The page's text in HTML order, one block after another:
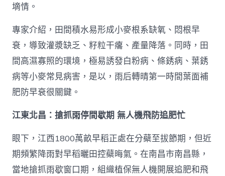
墑情。
專家介紹，田間積水易形成小麥根系缺氧、悶根早
衰，導致灌漿缺乏、籽粒干癟、產量降落。同時，田
間高濕寡照的環境，極易誘發白粉病、條銹病、葉銹
病等小麥常見病害，是以，雨后轉晴第一時間葉面補
肥防早衰很關鍵。
江東北昌：搶抓雨停間歇期 無人機飛防追肥忙
眼下，江西1800萬畝早稻正處在分蘗至拔節期，但近
期頻繁降雨對早稻曬田控蘗晦氣。在南昌市南昌縣，
當地搶抓雨歇窗口期，組織植保無人機開展追肥和飛